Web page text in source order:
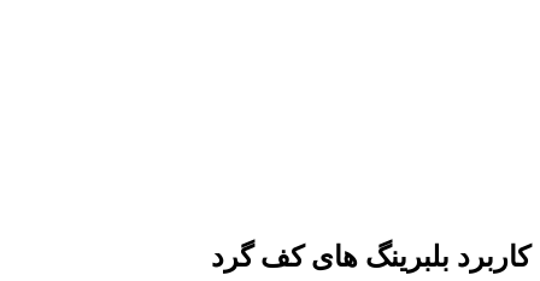
کاربرد بلبرینگ های کف گرد